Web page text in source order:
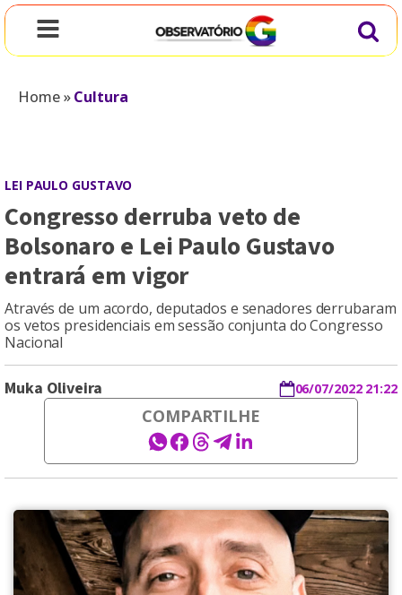
Home»Cultura
LEI PAULO GUSTAVO
Congresso derruba veto de
Bolsonaro e Lei Paulo Gustavo
entrará em vigor
Através de um acordo, deputados e senadores derrubaram
os vetos presidenciais em sessão conjunta do Congresso
Nacional
Muka Oliveira 06/07/2022 21:22
COMPARTILHE